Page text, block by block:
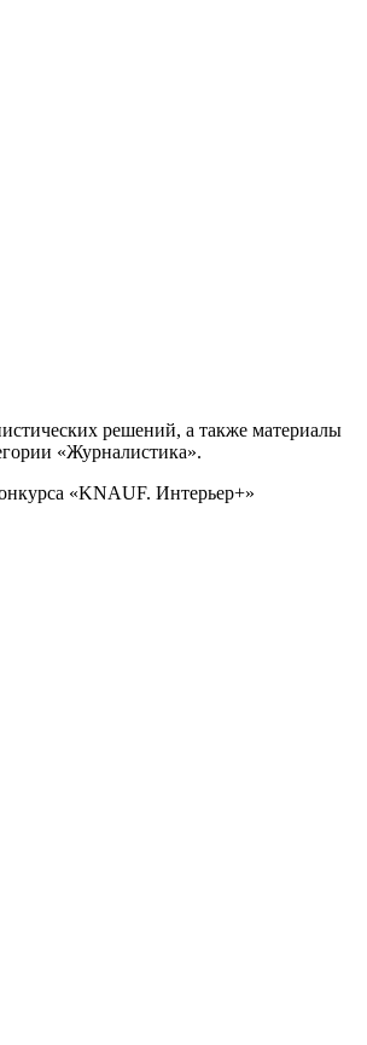
решений, а также материалы
«Журналистика».
«KNAUF. Интерьер+»